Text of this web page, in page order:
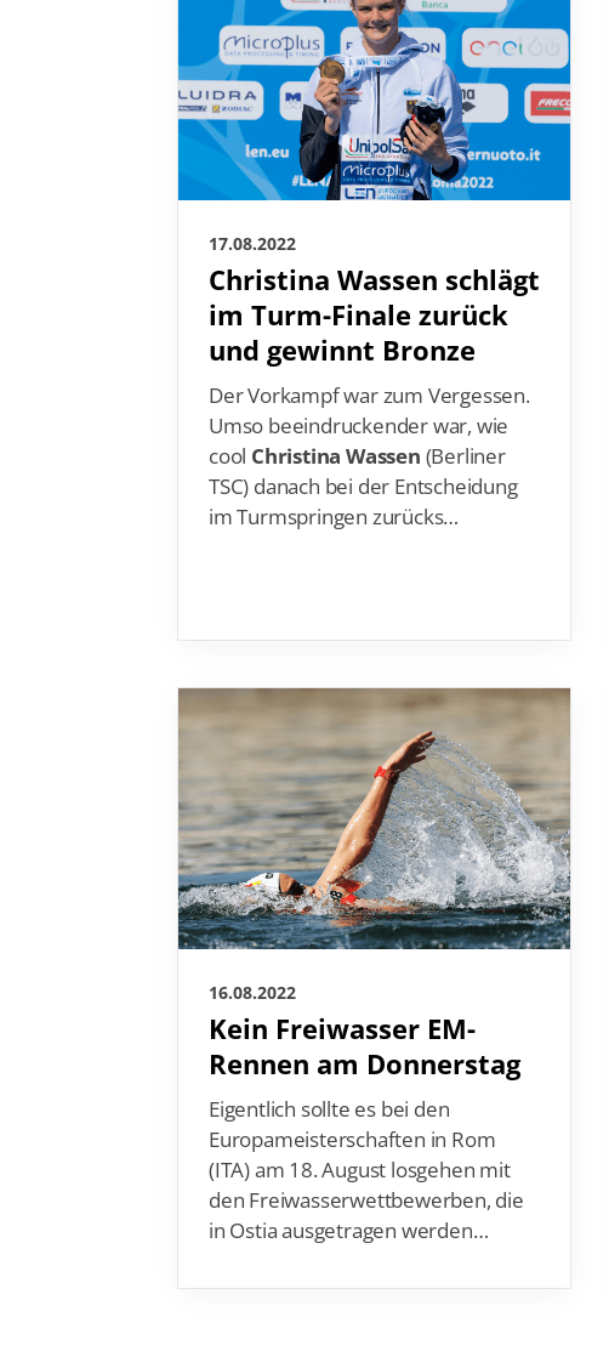
17.08.2022
Christina Wassen schlägt
im Turm-Finale zurück
und gewinnt Bronze
Der Vorkampf war zum Vergessen.
Umso beeindruckender war, wie
cool Christina Wassen (Berliner
TSC) danach bei der Entscheidung
im Turmspringen zurücks…
16.08.2022
Kein Freiwasser EM-
Rennen am Donnerstag
Eigentlich sollte es bei den
Europameisterschaften in Rom
(ITA) am 18. August losgehen mit
den Freiwasserwettbewerben, die
in Ostia ausgetragen werden…